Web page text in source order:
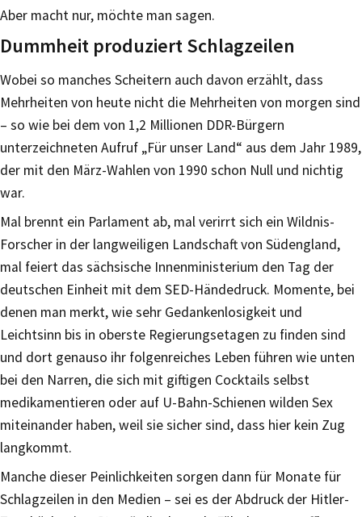
Aber macht nur, möchte man sagen.
Dummheit produziert Schlagzeilen
Wobei so manches Scheitern auch davon erzählt, dass
Mehrheiten von heute nicht die Mehrheiten von morgen sind
– so wie bei dem von 1,2 Millionen DDR-Bürgern
unterzeichneten Aufruf „Für unser Land“ aus dem Jahr 1989,
der mit den März-Wahlen von 1990 schon Null und nichtig
war.
Mal brennt ein Parlament ab, mal verirrt sich ein Wildnis-
Forscher in der langweiligen Landschaft von Südengland,
mal feiert das sächsische Innenministerium den Tag der
deutschen Einheit mit dem SED-Händedruck. Momente, bei
denen man merkt, wie sehr Gedankenlosigkeit und
Leichtsinn bis in oberste Regierungsetagen zu finden sind
und dort genauso ihr folgenreiches Leben führen wie unten
bei den Narren, die sich mit giftigen Cocktails selbst
medikamentieren oder auf U-Bahn-Schienen wilden Sex
miteinander haben, weil sie sicher sind, dass hier kein Zug
langkommt.
Manche dieser Peinlichkeiten sorgen dann für Monate für
Schlagzeilen in den Medien – sei es der Abdruck der Hitler-